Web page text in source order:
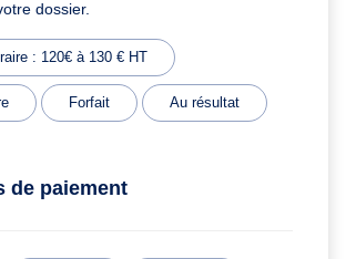
dossier.
: 120€ à 130 € HT
Forfait Au résultat
de paiement